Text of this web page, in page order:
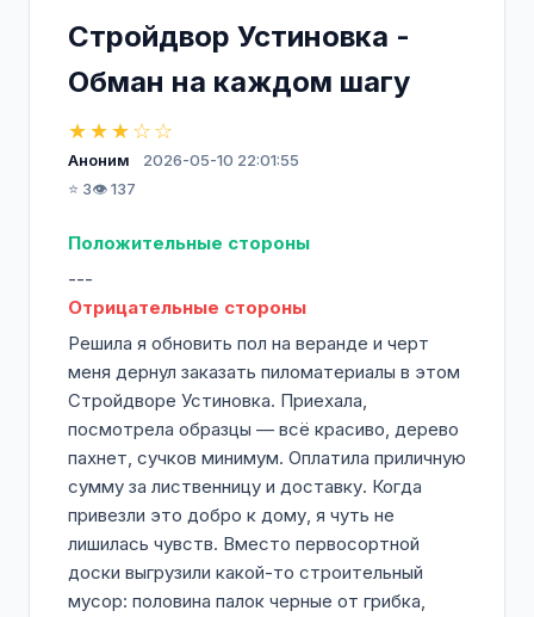
Стройдвор Устиновка -
Обман на каждом шагу
★★★☆☆
Аноним
2026-05-10 22:01:55
⭐ 3👁️ 137
Положительные стороны
---
Отрицательные стороны
Решила я обновить пол на веранде и черт
меня дернул заказать пиломатериалы в этом
Стройдворе Устиновка. Приехала,
посмотрела образцы — всё красиво, дерево
пахнет, сучков минимум. Оплатила приличную
сумму за лиственницу и доставку. Когда
привезли это добро к дому, я чуть не
лишилась чувств. Вместо первосортной
доски выгрузили какой-то строительный
мусор: половина палок черные от грибка,